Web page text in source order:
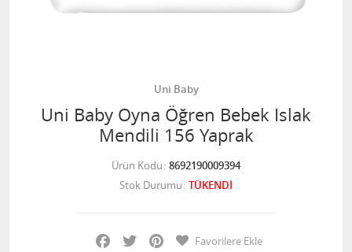
Uni Baby
Uni Baby Oyna Öğren Bebek Islak
Mendili 156 Yaprak
Ürün Kodu 8692190009394
Stok Durumu TÜKENDİ
Facebook
Twitter PinterestFavorilere Ekle